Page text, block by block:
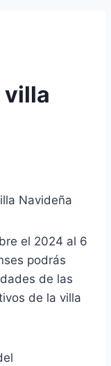
villa
Navideña
el 2024 al 6
podrás
de las
de la villa